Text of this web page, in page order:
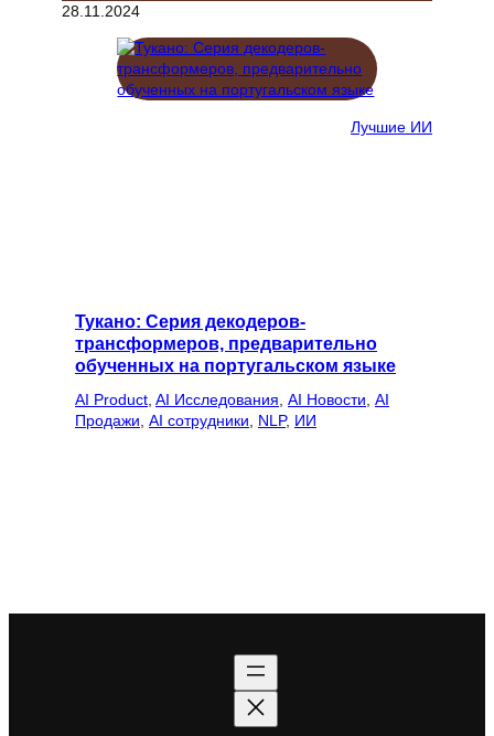
28.11.2024
Лучшие ИИ
Тукано: Серия декодеров-
трансформеров, предварительно
обученных на португальском языке
AI Product AI Исследования AI Новости AI
Продажи AI сотрудники NLP, ИИ